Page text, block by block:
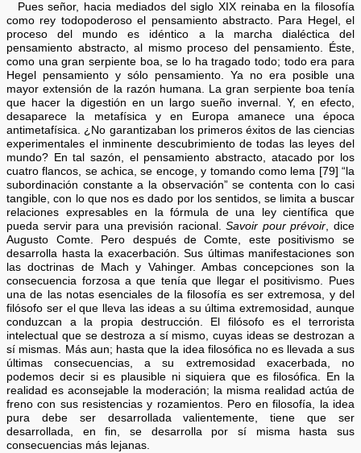
Pues señor, hacia mediados del siglo XIX reinaba en la filosofía
como rey todopoderoso el pensamiento abstracto. Para Hegel, el
proceso del mundo es idéntico a la marcha dialéctica del
pensamiento abstracto, al mismo proceso del pensamiento. Éste,
como una gran serpiente boa, se lo ha tragado todo; todo era para
Hegel pensamiento y sólo pensamiento. Ya no era posible una
mayor extensión de la razón humana. La gran serpiente boa tenía
que hacer la digestión en un largo sueño invernal. Y, en efecto,
desaparece la metafísica y en Europa amanece una época
antimetafísica. ¿No garantizaban los primeros éxitos de las ciencias
experimentales el inminente descubrimiento de todas las leyes del
mundo? En tal sazón, el pensamiento abstracto, atacado por los
cuatro flancos, se achica, se encoge, y tomando como lema [79] “la
subordinación constante a la observación” se contenta con lo casi
tangible, con lo que nos es dado por los sentidos, se limita a buscar
relaciones expresables en la fórmula de una ley científica que
pueda servir para una previsión racional.Savoir pour prévoir, dice
Augusto Comte. Pero después de Comte, este positivismo se
desarrolla hasta la exacerbación. Sus últimas manifestaciones son
las doctrinas de Mach y Vahinger. Ambas concepciones son la
consecuencia forzosa a que tenía que llegar el positivismo. Pues
una de las notas esenciales de la filosofía es ser extremosa, y del
filósofo ser el que lleva las ideas a su última extremosidad, aunque
conduzcan a la propia destrucción. El filósofo es el terrorista
intelectual que se destroza a sí mismo, cuyas ideas se destrozan a
sí mismas. Más aun; hasta que la idea filosófica no es llevada a sus
últimas consecuencias, a su extremosidad exacerbada, no
podemos decir si es plausible ni siquiera que es filosófica. En la
realidad es aconsejable la moderación; la misma realidad actúa de
freno con sus resistencias y rozamientos. Pero en filosofía, la idea
pura debe ser desarrollada valientemente, tiene que ser
desarrollada, en fin, se desarrolla por sí misma hasta sus
consecuencias más lejanas.